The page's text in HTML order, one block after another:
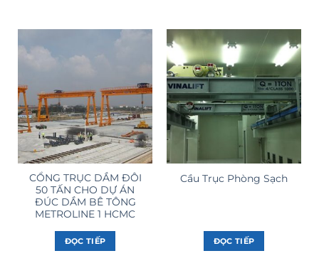
CỔNG TRỤC DẦM ĐÔI
50 TẤN CHO DỰ ÁN
ĐÚC DẦM BÊ TÔNG
METROLINE 1 HCMC
ĐỌC TIẾP
Cầu Trục Phòng Sạch
ĐỌC TIẾP